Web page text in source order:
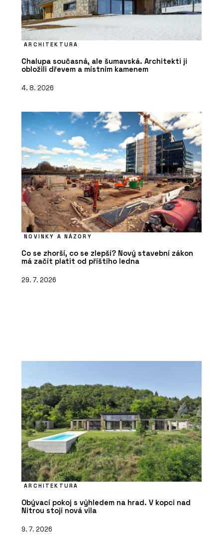
ARCHITEKTURA
Chalupa současná, ale šumavská. Architekti ji
obložili dřevem a místním kamenem
4. 8. 2026
NOVINKY A NÁZORY
Co se zhorší, co se zlepší? Nový stavební zákon
má začít platit od příštího ledna
29. 7. 2026
ARCHITEKTURA
Obývací pokoj s výhledem na hrad. V kopci nad
Nitrou stojí nová vila
9. 7. 2026